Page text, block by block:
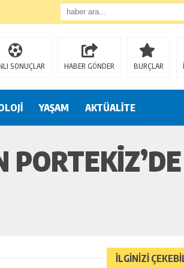
SONUÇLAR HABER GÖNDER BURÇLAR
YAŞAM AKTÜALİTE
PORTEKİZ’DE
İLGİNİZİ